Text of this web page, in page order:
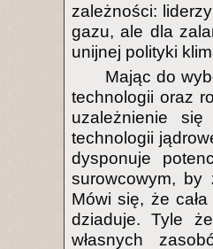
zależności:
gazu, ale dla
unijnej polityki
Mając do
technologii oraz
uzależnienie
technologii
dysponuje
surowcowym, by
Mówi się, że
dziaduje. Tyle
własnych